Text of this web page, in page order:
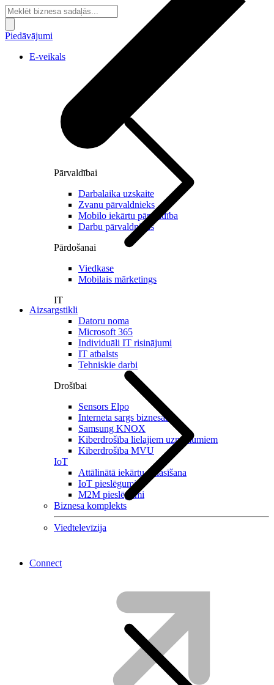
Pārvaldībai
Darbalaika uzskaite
Zvanu pārvaldnieks
Mobilo iekārtu pārvaldība
Darbu pārvaldnieks
Pārdošanai
Viedkase
Mobilais mārketings
IT
Datoru noma
Microsoft 365
Individuāli IT risinājumi
IT atbalsts
Tehniskie darbi
Drošībai
Sensors Elpo
Interneta sargs biznesam
Samsung KNOX
Kiberdrošība lielajiem uzņēmumiem
Kiberdrošība MVU
IoT
Attālinātā iekārtu nolasīšana
IoT pieslēgumi
M2M pieslēgumi
Biznesa komplekts
Viedtelevīzija
Piedāvājumi
E-veikals
Aizsargstikli
Connect